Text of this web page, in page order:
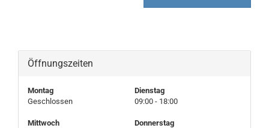
Öffnungszeiten
Montag
Geschlossen
Dienstag
09:00 - 18:00
Mittwoch
Donnerstag